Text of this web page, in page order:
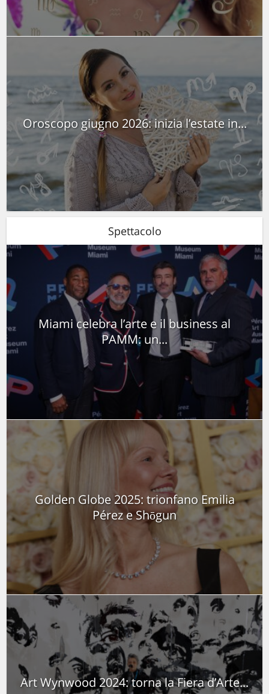
Oroscopo giugno 2026: inizia l’estate in...
Spettacolo
Miami celebra l’arte e il business al
PAMM: un...
Golden Globe 2025: trionfano Emilia
Pérez e Shōgun
Art Wynwood 2024: torna la Fiera d’Arte...